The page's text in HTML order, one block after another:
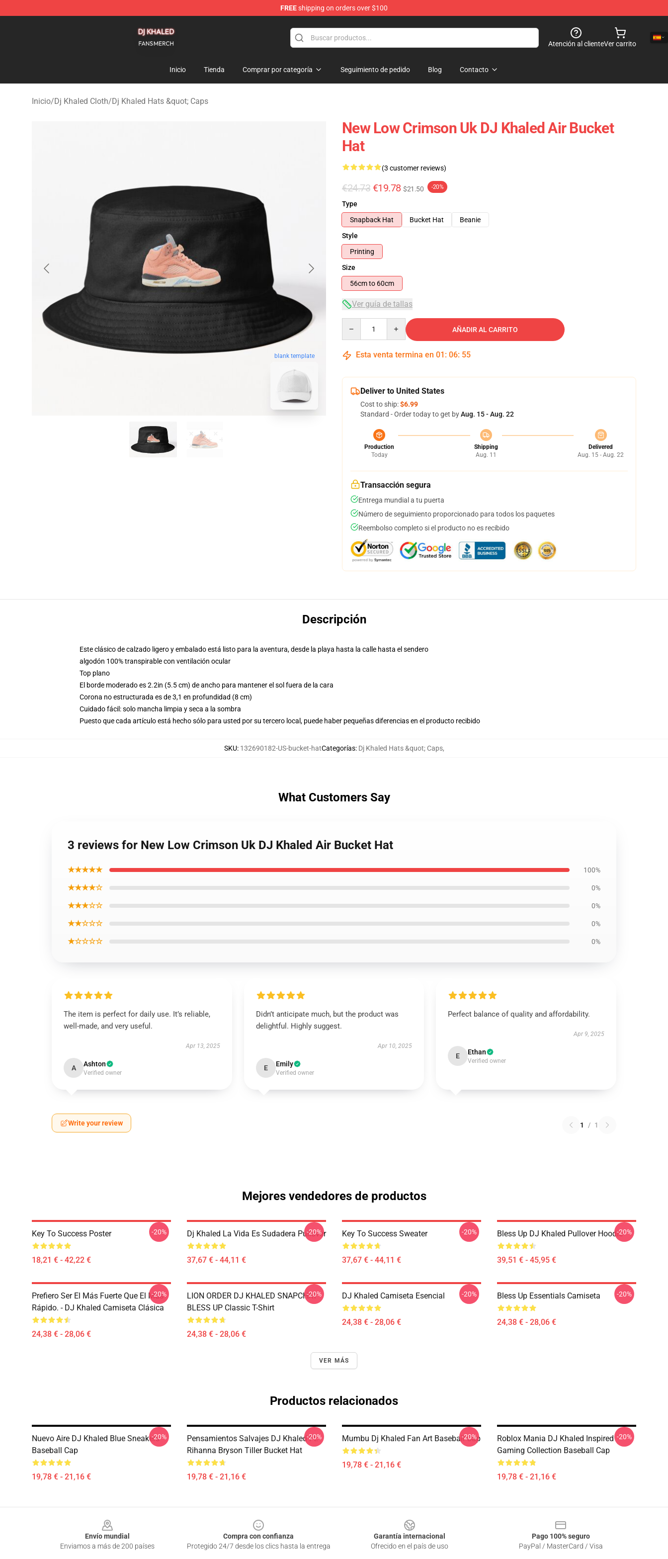
FREEshipping on orders over $100
Atención al clienteVer carrito
Inicio Tienda Comprar por categoría Seguimiento de pedido Blog Contacto
Inicio/Dj Khaled Cloth/Dj Khaled Hats &quot; Caps
blank template
New Low Crimson Uk DJ Khaled Air Bucket
Hat
(3 customer reviews)
€24.73 €19.78 $21.50 -20%
Type
Snapback Hat
Bucket Hat
Beanie
Style
Printing
Size
56cm to 60cm
Ver guía de tallas
AÑADIR AL CARRITO
Esta venta termina en 01 : 06: 54
Deliver to United States
Cost to ship:$6.99
Standard - Order today to get byAug. 15 - Aug. 22
Production
Today
Shipping
Aug. 11
Delivered
Aug. 15 - Aug. 22
Transacción segura
Entrega mundial a tu puerta
Número de seguimiento proporcionado para todos los paquetes
Reembolso completo si el producto no es recibido
Descripción
Este clásico de calzado ligero y embalado está listo para la aventura, desde la playa hasta la calle hasta el sendero
algodón 100% transpirable con ventilación ocular
Top plano
El borde moderado es 2.2in (5.5 cm) de ancho para mantener el sol fuera de la cara
Corona no estructurada es de 3,1 en profundidad (8 cm)
Cuidado fácil: solo mancha limpia y seca a la sombra
Puesto que cada artículo está hecho sólo para usted por su tercero local, puede haber pequeñas diferencias en el producto recibido
SKU: 132690182-US-bucket-hatCategorías: Dj Khaled Hats &quot; Caps,
What Customers Say
3 reviews for New Low Crimson Uk DJ Khaled Air Bucket Hat
★★★★★ 100%
★★★★☆ 0%
★★★☆☆ 0%
★★☆☆☆ 0%
★☆☆☆☆ 0%
The item is perfect for daily use. It’s reliable,
well-made, and very useful.
Apr 13, 2025
A Ashton
Verified owner
Didn’t anticipate much, but the product was
delightful. Highly suggest.
Apr 10, 2025
E Emily
Verified owner
Perfect balance of quality and affordability.
Apr 9, 2025
E Ethan
Verified owner
Write your review 1 / 1
Mejores vendedores de productos
Key To Success Poster
18,21 € - 42,22 €
-20% Dj Khaled La Vida Es Sudadera Pullover
37,67 € - 44,11 €
-20% Key To Success Sweater
37,67 € - 44,11 €
-20% Bless Up DJ Khaled Pullover Hoodie
39,51 € - 45,95 €
-20%
Prefiero Ser El Más Fuerte Que El Más
Rápido. - DJ Khaled Camiseta Clásica
24,38 € - 28,06 €
-20%
LION ORDER DJ KHALED SNAPCHAT
BLESS UP Classic T-Shirt
24,38 € - 28,06 €
-20% DJ Khaled Camiseta Esencial
24,38 € - 28,06 €
-20% Bless Up Essentials Camiseta
24,38 € - 28,06 €
-20%
VER MÁS
Productos relacionados
Nuevo Aire DJ Khaled Blue Sneakers
Baseball Cap
19,78 € - 21,16 €
-20%
Pensamientos Salvajes DJ Khaled Ft.
Rihanna Bryson Tiller Bucket Hat
19,78 € - 21,16 €
-20% Mumbu Dj Khaled Fan Art Baseball Cap
19,78 € - 21,16 €
-20%
Roblox Mania DJ Khaled Inspired
Gaming Collection Baseball Cap
19,78 € - 21,16 €
-20%
Envío mundial
Enviamos a más de 200 países
Compra con confianza
Protegido 24/7 desde los clics hasta la entrega
Garantía internacional
Ofrecido en el país de uso
Pago 100% seguro
PayPal / MasterCard / Visa